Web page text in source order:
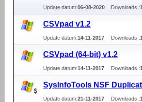
Update datum:06-08-2020 Downloads :1
CSVpad v1.2
Update datum:14-11-2017 Downloads :1
CSVpad (64-bit) v1.2
Update datum:14-11-2017 Downloads :1
SysInfoTools NSF
Update datum:21-11-2017 Downloads :1